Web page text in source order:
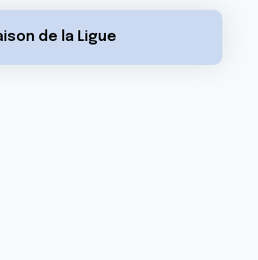
de la Ligue